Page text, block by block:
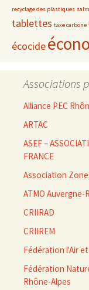
recyclage des plastiques
tablettes taxe carbone
écocide
Associations
Alliance PEC
ARTAC
ASEF –
FRANCE
Association
ATMO Auvergne-
CRIIRAD
CRIIREM
Fédération l'Air
Fédération
Rhône-Alpes